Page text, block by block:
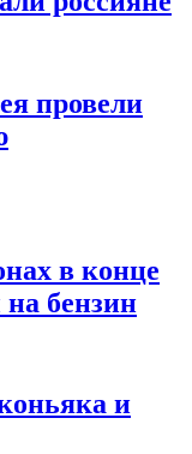
провели
в конце
бензин
и